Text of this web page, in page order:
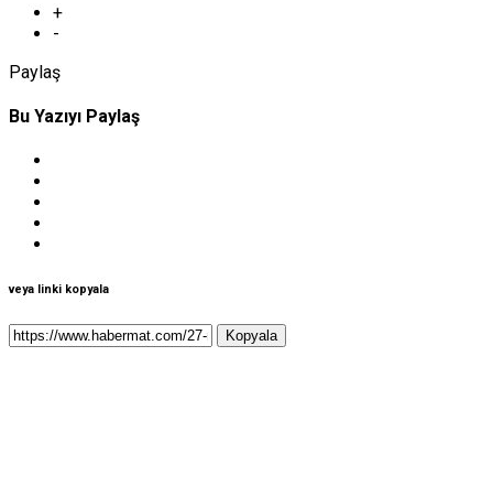
+
-
Paylaş
Bu Yazıyı Paylaş
veya linki kopyala
Kopyala